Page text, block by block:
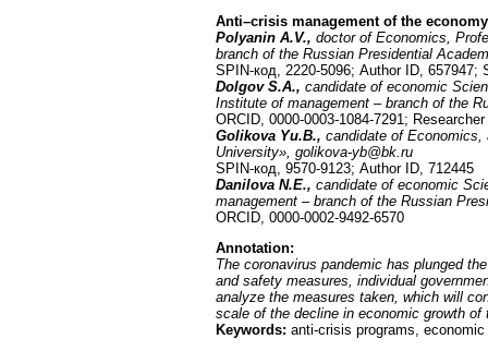
Anti–crisis management of the
Polyanin A.V., doctor of Economics,
branch of the Russian Presidential
SPIN-код, 2220-5096; Author ID, 657947;
Dolgov S.A., candidate of economic
Institute of management – branch of the
ORCID, 0000-0003-1084-7291;
Golikova Yu.B., candidate of Economics,
University», golikova-yb@bk.ru
SPIN-код, 9570-9123; Author ID, 712445
Danilova N.E., candidate of economic
management – branch of the Russian
ORCID, 0000-0002-9492-6570
Annotation:
The coronavirus pandemic has plunged
and safety measures, individual
analyze the measures taken, which will
scale of the decline in economic growth of
Keywords: anti-crisis programs,